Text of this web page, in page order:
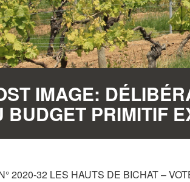
IMAGE:
BUDGET PRIMITIF
2020-32 LES HAUTS DE BICHAT –